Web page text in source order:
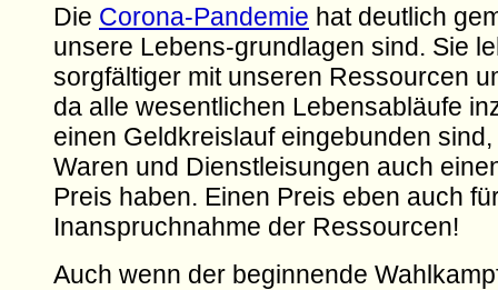
Die Corona-Pandemie hat deutlich
unsere Lebens-grundlagen sind. Sie
sorgfältiger mit unseren Ressourcen
da alle wesentlichen Lebensabläufe
einen Geldkreislauf eingebunden
Waren und Dienstleisungen auch
Preis haben. Einen Preis eben auch
Inanspruchnahme der Ressourcen!
Auch wenn der beginnende